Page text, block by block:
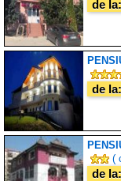
de
de
(
de